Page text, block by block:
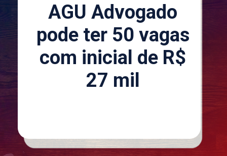
AGU Advogado
pode ter 50 vagas
com inicial de R$
27 mil